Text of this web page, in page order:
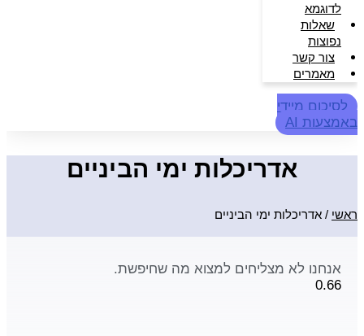
לדוגמא
שאלות
נפוצות
צור קשר
מאמרים
לסיכום מיידי
באמצעות AI
אדריכלות ימי הביניים
ראשי / אדריכלות ימי הביניים
אנחנו לא מצליחים למצוא מה שחיפשת.